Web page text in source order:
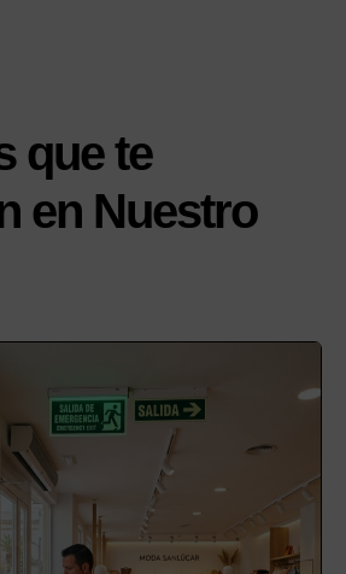
que te
en Nuestro